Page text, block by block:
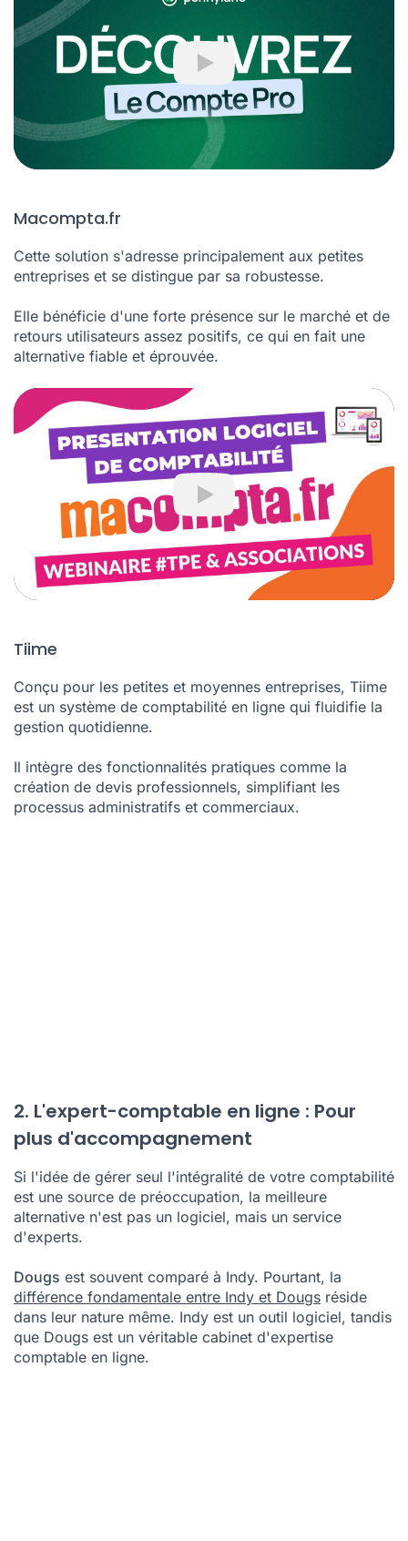
Play
Macompta.fr
Cette solution s'adresse principalement aux petites
entreprises et se distingue par sa robustesse.
retours utilisateurs assez positifs, ce qui en fait une
alternative fiable et éprouvée.
Play
Tiime
est un système de comptabilité en ligne qui fluidifie la
gestion quotidienne.
2. L'expert-comptable en ligne : Pour
plus d'accompagnement
Si l'idée de gérer seul l'intégralité de votre comptabilité
est une source de préoccupation, la meilleure
alternative n'est pas un logiciel, mais un service
d'experts.
Dougs est souvent comparé à Indy. Pourtant, la
différence fondamentale entre Indy et Dougs réside
dans leur nature même. Indy est un outil logiciel, tandis
que Dougs est un véritable cabinet d'expertise
comptable en ligne.